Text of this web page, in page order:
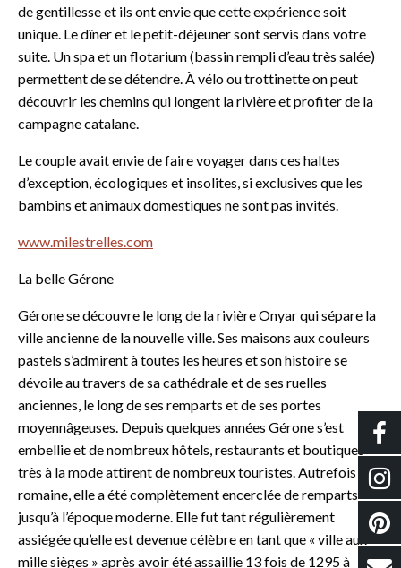
de gentillesse et ils ont envie que cette expérience soit
unique. Le dîner et le petit-déjeuner sont servis dans votre
suite. Un spa et un flotarium (bassin rempli d’eau très salée)
permettent de se détendre. À vélo ou trottinette on peut
découvrir les chemins qui longent la rivière et profiter de la
campagne catalane.
Le couple avait envie de faire voyager dans ces haltes
d’exception, écologiques et insolites, si exclusives que les
bambins et animaux domestiques ne sont pas invités.
www.milestrelles.com
La belle Gérone
Gérone se découvre le long de la rivière Onyar qui sépare la
ville ancienne de la nouvelle ville. Ses maisons aux couleurs
pastels s’admirent à toutes les heures et son histoire se
dévoile au travers de sa cathédrale et de ses ruelles
anciennes, le long de ses remparts et de ses portes
moyennâgeuses. Depuis quelques années Gérone s’est
embellie et de nombreux hôtels, restaurants et boutiques
très à la mode attirent de nombreux touristes. Autrefois cité
romaine, elle a été complètement encerclée de remparts
jusqu’à l’époque moderne. Elle fut tant régulièrement
assiégée qu’elle est devenue célèbre en tant que « ville aux
mille sièges » après avoir été assaillie 13 fois de 1295 à